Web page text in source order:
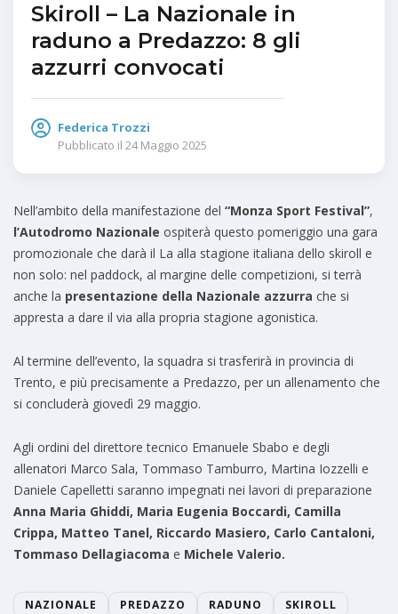
Skiroll – La Nazionale in
raduno a Predazzo: 8 gli
azzurri convocati
Federica Trozzi
Pubblicato il 24 Maggio 2025
Nell’ambito della manifestazione del “Monza Sport Festival”,
l’Autodromo Nazionale ospiterà questo pomeriggio una gara
promozionale che darà il La alla stagione italiana dello skiroll e
non solo: nel paddock, al margine delle competizioni, si terrà
anche la presentazione della Nazionale azzurra che si
appresta a dare il via alla propria stagione agonistica.
Al termine dell’evento, la squadra si trasferirà in provincia di
Trento, e più precisamente a Predazzo, per un allenamento che
si concluderà giovedì 29 maggio.
Agli ordini del direttore tecnico Emanuele Sbabo e degli
allenatori Marco Sala, Tommaso Tamburro, Martina Iozzelli e
Daniele Capelletti saranno impegnati nei lavori di preparazione
Anna Maria Ghiddi, Maria Eugenia Boccardi, Camilla
Crippa, Matteo Tanel, Riccardo Masiero, Carlo Cantaloni,
Tommaso Dellagiacoma e Michele Valerio.
NAZIONALE PREDAZZO RADUNO SKIROLL